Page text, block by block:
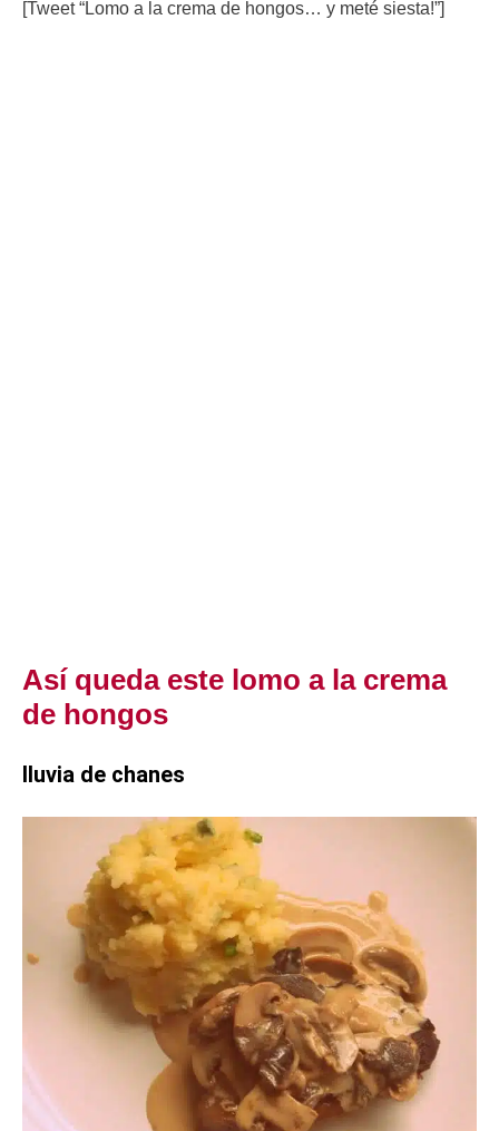
[Tweet “Lomo a la crema de hongos… y meté siesta!”]
Así queda este lomo a la crema
de hongos
lluvia de chanes